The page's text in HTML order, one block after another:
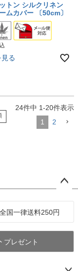
トン シルクリネン
ムカバー 〔50cm〕
る
24件中 1-20件表示
1
2
ジト
へ
国一律送料250円
プレゼント